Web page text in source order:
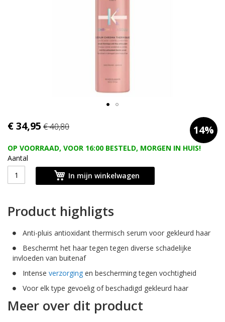
€ 34,95 € 40,80 14%
OP VOORRAAD, VOOR 16:00 BESTELD, MORGEN IN HUIS!
Aantal
In mijn winkelwagen
Ga
naar
begin
van
afbeeldingen-
Product highligts
Anti-pluis antioxidant thermisch serum voor gekleurd haar
Beschermt het haar tegen tegen diverse schadelijke
invloeden van buitenaf
Intense verzorging en bescherming tegen vochtigheid
Voor elk type gevoelig of beschadigd gekleurd haar
Meer over dit product